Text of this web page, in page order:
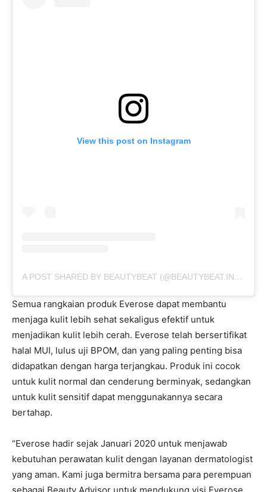
View this post on Instagram
A POST SHARED BY BEAUTYBEAT (@BEAUTYBEAT.IND)
Semua rangkaian produk Everose dapat membantu
menjaga kulit lebih sehat sekaligus efektif untuk
menjadikan kulit lebih cerah. Everose telah bersertifikat
halal MUI, lulus uji BPOM, dan yang paling penting bisa
didapatkan dengan harga terjangkau. Produk ini cocok
untuk kulit normal dan cenderung berminyak, sedangkan
untuk kulit sensitif dapat menggunakannya secara
bertahap.
“Everose hadir sejak Januari 2020 untuk menjawab
kebutuhan perawatan kulit dengan layanan dermatologist
yang aman. Kami juga bermitra bersama para perempuan